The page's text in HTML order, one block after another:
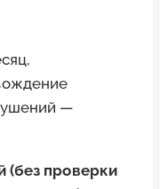
—
(без проверки